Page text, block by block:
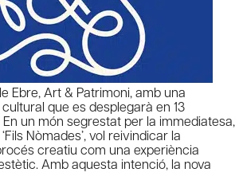
Ebre, Art & Patrimoni, amb una
que es desplegarà en 13
un món segrestat per la immediatesa,
Nòmades’, vol reivindicar la
creatiu com una experiència
Amb aquesta intenció, la nova